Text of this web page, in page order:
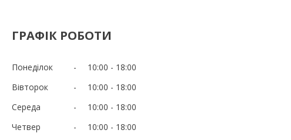
ГРАФІК РОБОТИ
Понеділок 10:00
18:00
Вівторок
10:00
18:00
Середа
10:00
18:00
Четвер
10:00
18:00